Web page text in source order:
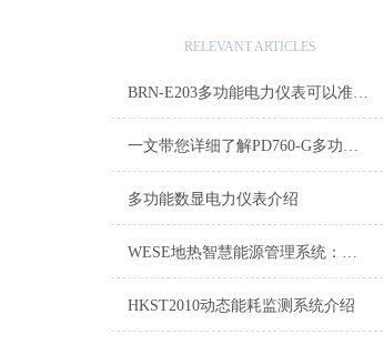
RELEVANT ARTICLES
BRN-E203多功能电力仪表可以准确测量电力参数
一文带您详细了解PD760-G多功能数显表
多功能数显电力仪表介绍
WESE地热智慧能源管理系统：推动绿色能源利用新篇章
HKST2010动态能耗监测系统介绍